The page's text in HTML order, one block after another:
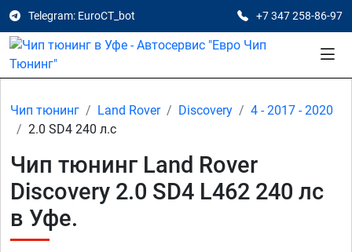
Telegram: EuroCT_bot +7 347 258-86-97
Чип тюнинг Land Rover Discovery
4 - 2017 - 2020
2.0 SD4 240 л.с
Чип тюнинг Land Rover
Discovery 2.0 SD4 L462 240 лс
в Уфе.